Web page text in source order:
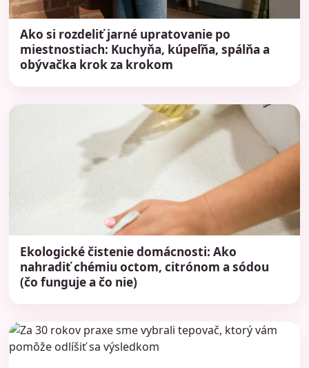
Ako si rozdeliť jarné upratovanie po
miestnostiach: Kuchyňa, kúpeľňa, spálňa a
obývačka krok za krokom
Ekologické čistenie domácnosti: Ako
nahradiť chémiu octom, citrónom a sódou
(čo funguje a čo nie)